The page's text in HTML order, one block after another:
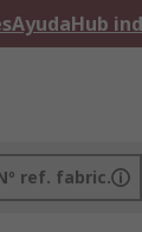
AyudaHub
ref. fabric.